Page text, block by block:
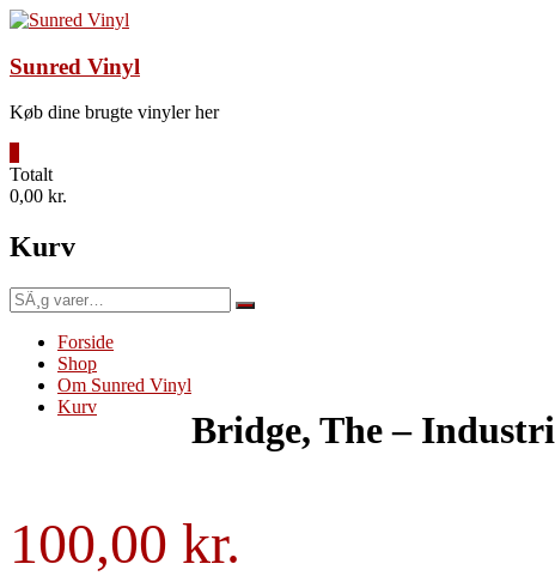
Videre
indhold
Sunred Vinyl
Køb dine brugte vinyler her
Totalt
0,00 kr.
Kurv
SÃ¸g
efter:
Forside
Shop
Om Sunred Vinyl
Kurv
Bridge, The –
100,00